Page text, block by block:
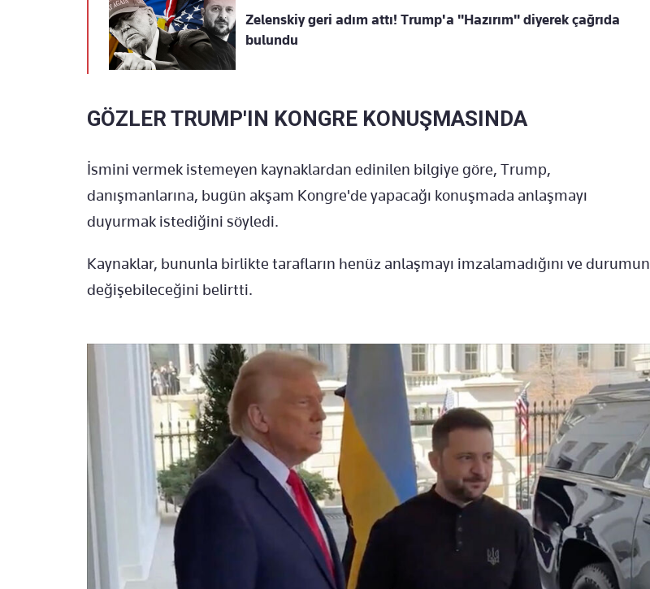
Zelenskiy geri adım attı! Trump'a "Hazırım" diyerek çağrıda
bulundu
GÖZLER TRUMP'IN KONGRE KONUŞMASINDA
İsmini vermek istemeyen kaynaklardan edinilen bilgiye göre, Trump,
danışmanlarına, bugün akşam Kongre'de yapacağı konuşmada anlaşmayı
duyurmak istediğini söyledi.
Kaynaklar, bununla birlikte tarafların henüz anlaşmayı imzalamadığını ve durumun
değişebileceğini belirtti.